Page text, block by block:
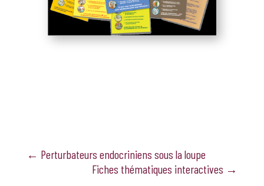
← Perturbateurs endocriniens sous la loupe
Fiches thématiques interactives →